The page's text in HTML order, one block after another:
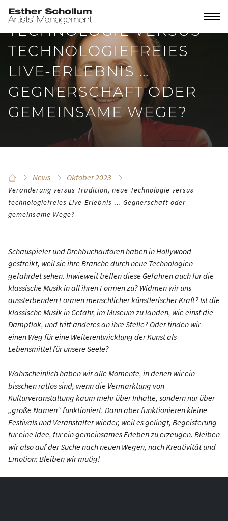
TRADITION, NEUE
TECHNOLOGIE VERSUS
TECHNOLOGIEFREIES
LIVE-ERLEBNIS …
GEGNERSCHAFT ODER
GEMEINSAME WEGE?
News Oktober 2023
Veränderung versus Tradition, neue Technologie versus
technologiefreies Live-Erlebnis … Gegnerschaft oder
gemeinsame Wege?
Schauspieler und Drehbuchautoren haben in Hollywood
gestreikt, weil sie ihre Branche durch neue Technologien
gefährdet sehen. Inwieweit treffen diese Gefahren auch für die
klassische Musik in all ihren Formen zu? Widmen wir uns
aussterbenden Formen menschlicher künstlerischer Kraft? Ist die
klassische Musik in Gefahr, im Museum zu landen, wie einst die
Dampflok, und tritt anderes an ihre Stelle? Oder finden wir
einen Weg für eine Weiterentwicklung der Kunst als
Lebensmittel für unsere Seele?
Wahrscheinlich haben wir alle Momente, in denen wir ein
bisschen ratlos sind, wenn die Vermarktung von
Kulturveranstaltung kaum mehr über Inhalte, sondern nur über
„große Namen“ funktioniert. Dann aber funktionieren kleine
Festivals und Veranstalter wieder, weil es gelingt, Begeisterung
für eine Idee, für ein gemeinsames Erleben zu erzeugen. Bleiben
wir also auf der Suche nach neuen Wegen, nach Kreativität und
Emotion: Bleiben wir mutig!